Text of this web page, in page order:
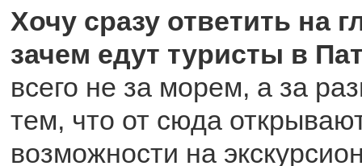
Хочу сразу ответить на
зачем едут туристы в
всего не за морем, а за
тем, что от сюда
возможности на